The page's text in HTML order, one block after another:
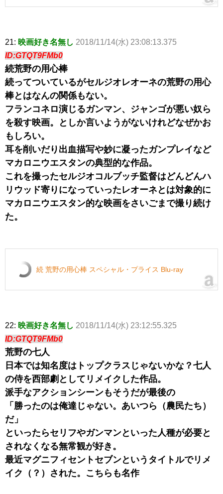
21: 映画好き名無し 2018/11/14(水) 23:08:13.375
ID:GTQT9FMb0
続荒野の用心棒
続ってついているがセルジオレオーネの荒野の用心
棒とはなんの関係もない。
フランコネロ演じるガンマン、ジャンゴが悪い奴ら
を殺す映画。としか言いようがないけれどなぜかお
もしろい。
耳を削いだり出血描写や妙に凝ったガンプレイなど
マカロニウエスタンの典型的な作品。
これを撮ったセルジオコルブッチ監督はどんどんハ
リウッド寄りになっていったレオーネとは対象的に
マカロニウエスタン的な映画をさいごまで撮り続け
た。
続 荒野の用心棒 スペシャル・プライス Blu-ray
22: 映画好き名無し 2018/11/14(水) 23:12:55.325
ID:GTQT9FMb0
荒野の七人
日本では知名度はトップクラスじゃないかな？七人
の侍を西部劇としてリメイクした作品。
派手なアクションシーンもそうだが最後の
「勝ったのは俺達じゃない。あいつら（農民たち）
だ」
といったらセリフやガンマンといった人種が必要と
されなくなる無常観が好き。
最近マグニフィセントセブンというタイトルでリメ
イク（？）された。こちらも名作